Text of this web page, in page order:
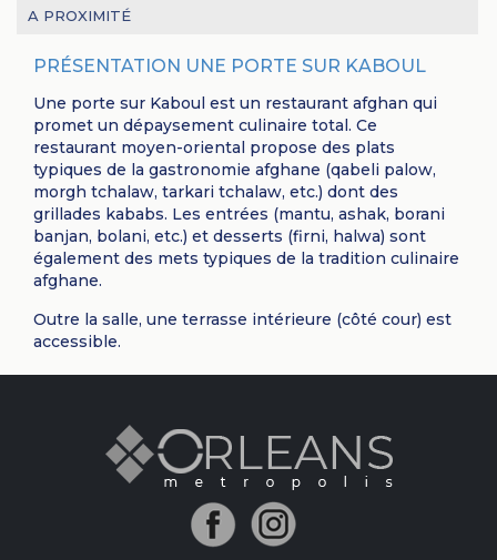
A PROXIMITÉ
PRÉSENTATION UNE PORTE SUR KABOUL
Une porte sur Kaboul est un restaurant afghan qui
promet un dépaysement culinaire total. Ce
restaurant moyen-oriental propose des plats
typiques de la gastronomie afghane (qabeli palow,
morgh tchalaw, tarkari tchalaw, etc.) dont des
grillades kababs. Les entrées (mantu, ashak, borani
banjan, bolani, etc.) et desserts (firni, halwa) sont
également des mets typiques de la tradition culinaire
afghane.
Outre la salle, une terrasse intérieure (côté cour) est
accessible.